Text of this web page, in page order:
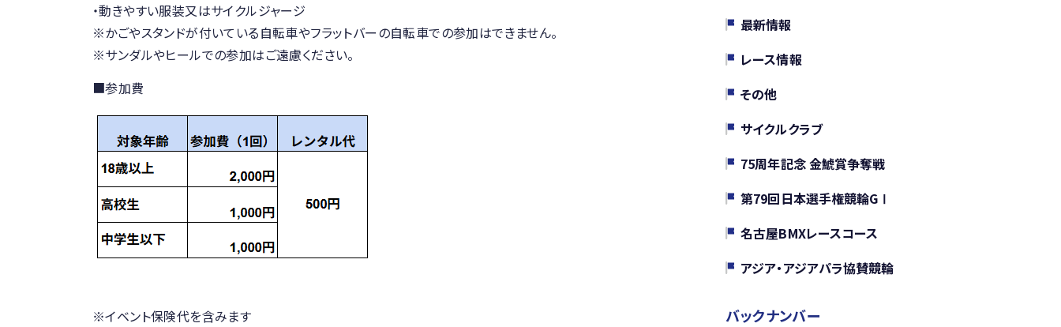
・動きやすい服装又はサイクルジャージ
※かごやスタンドが付いている自転車やフラットバーの自転車での参加はできません。
※サンダルやヒールでの参加はご遠慮ください。
■参加費
※イベント保険代を含みます
最新情報
レース情報
その他
サイクルクラブ
75周年記念 金鯱賞争奪戦
第79回日本選手権競輪GⅠ
名古屋BMXレースコース
アジア・アジアパラ協賛競輪